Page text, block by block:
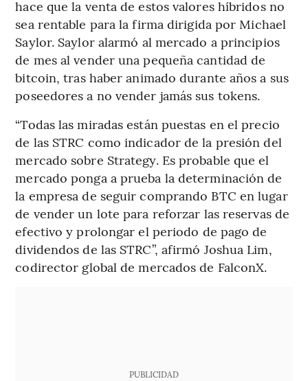
hace que la venta de estos valores híbridos no
sea rentable para la firma dirigida por Michael
Saylor. Saylor alarmó al mercado a principios
de mes al vender una pequeña cantidad de
bitcoin, tras haber animado durante años a sus
poseedores a no vender jamás sus tokens.
“Todas las miradas están puestas en el precio
de las STRC como indicador de la presión del
mercado sobre Strategy. Es probable que el
mercado ponga a prueba la determinación de
la empresa de seguir comprando BTC en lugar
de vender un lote para reforzar las reservas de
efectivo y prolongar el periodo de pago de
dividendos de las STRC”, afirmó Joshua Lim,
codirector global de mercados de FalconX.
PUBLICIDAD